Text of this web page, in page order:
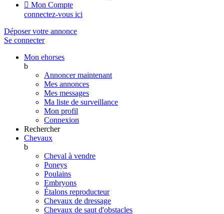
 Mon Compte
connectez-vous ici
Déposer votre annonce
Se connecter
Mon ehorses
b
Annoncer maintenant
Mes annonces
Mes messages
Ma liste de surveillance
Mon profil
Connexion
Rechercher
Chevaux
b
Cheval à vendre
Poneys
Poulains
Embryons
Étalons reproducteur
Chevaux de dressage
Chevaux de saut d'obstacles